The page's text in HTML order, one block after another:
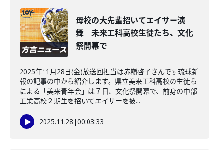
母校の大先輩招いてエイサー演
舞 未来工科高校生徒たち、文化
祭開幕で
2025年11月28日(金)放送回担当は赤嶺啓子さんです琉球新
報の記事の中から紹介します。県立美来工科高校の生徒ら
による「美来青年会」は７日、文化祭開幕で、前身の中部
工業高校２期生を招いてエイサーを披...
2025.11.28 |00:03:33